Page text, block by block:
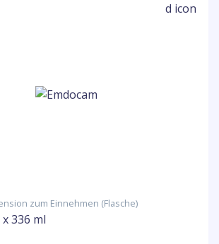
zum Einnehmen (Flasche)
x 336 ml